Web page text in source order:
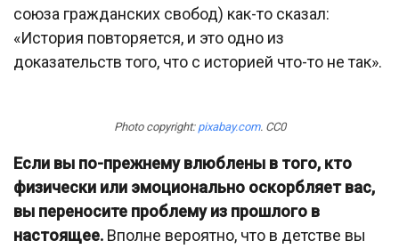
союза гражданских свобод) как-то сказал:
«История повторяется, и это одно из
доказательств того, что с историей что-то не так».
Photo copyright: pixabay.com. CC0
Если вы по-прежнему влюблены в того, кто
физически или эмоционально оскорбляет вас,
вы переносите проблему из прошлого в
настоящее. Вполне вероятно, что в детстве вы